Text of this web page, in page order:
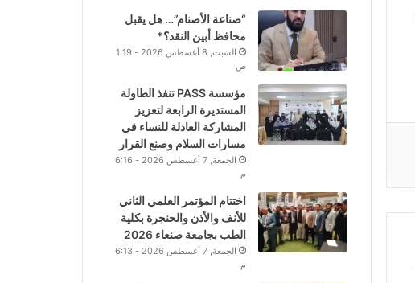
“صناعة الأصنام”… هل يقبل
محافظ أبين النقد؟*
السبت, 8 أغسطس 2026 - 1:19
ص
مؤسسة PASS تنفذ الطاولة
المستديرة الرابعة لتعزيز
المشاركة العادلة للنساء في
مسارات السلام وصنع القرار
الجمعة, 7 أغسطس 2026 - 6:16
م
اختتام المؤتمر العلمي الثاني
للأنف والأذن والحنجرة بكلية
الطب بجامعة صنعاء 2026
الجمعة, 7 أغسطس 2026 - 6:13
م